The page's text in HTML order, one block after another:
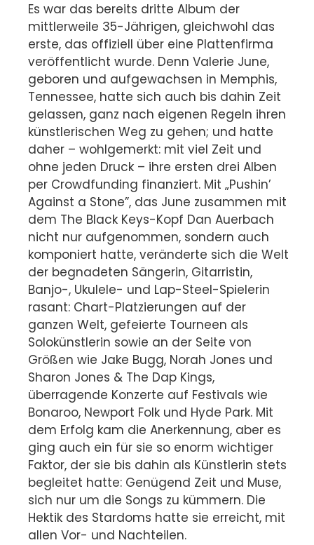
Es war das bereits dritte Album der
mittlerweile 35-Jährigen, gleichwohl das
erste, das offiziell über eine Plattenfirma
veröffentlicht wurde. Denn Valerie June,
geboren und aufgewachsen in Memphis,
Tennessee, hatte sich auch bis dahin Zeit
gelassen, ganz nach eigenen Regeln ihren
künstlerischen Weg zu gehen; und hatte
daher – wohlgemerkt: mit viel Zeit und
ohne jeden Druck – ihre ersten drei Alben
per Crowdfunding finanziert. Mit „Pushin’
Against a Stone”, das June zusammen mit
dem The Black Keys-Kopf Dan Auerbach
nicht nur aufgenommen, sondern auch
komponiert hatte, veränderte sich die Welt
der begnadeten Sängerin, Gitarristin,
Banjo-, Ukulele- und Lap-Steel-Spielerin
rasant: Chart-Platzierungen auf der
ganzen Welt, gefeierte Tourneen als
Solokünstlerin sowie an der Seite von
Größen wie Jake Bugg, Norah Jones und
Sharon Jones & The Dap Kings,
überragende Konzerte auf Festivals wie
Bonaroo, Newport Folk und Hyde Park. Mit
dem Erfolg kam die Anerkennung, aber es
ging auch ein für sie so enorm wichtiger
Faktor, der sie bis dahin als Künstlerin stets
begleitet hatte: Genügend Zeit und Muse,
sich nur um die Songs zu kümmern. Die
Hektik des Stardoms hatte sie erreicht, mit
allen Vor- und Nachteilen.